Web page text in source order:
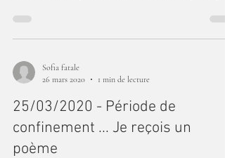
acompte de 10% est nécessaire pour confirmer notre
rendez-vous . - Mes services virtuels seront prolongés
Sofia fatale
26 mars 2020
1 min de lecture
25/03/2020 - Période de
confinement ... Je reçois un
poème